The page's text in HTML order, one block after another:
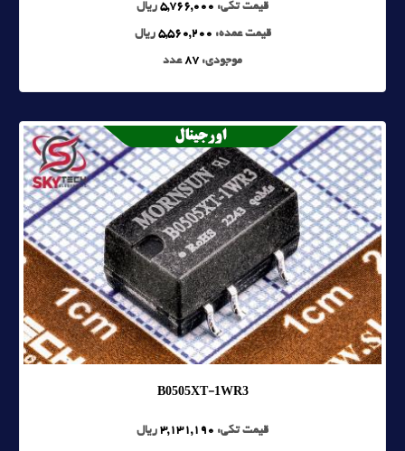
قیمت تکی: 5,766,000 ریال
قیمت عمده: 5,560,200 ریال
موجودی: 87عدد
B0505XT-1WR3
قیمت تکی: 3,131,190 ریال